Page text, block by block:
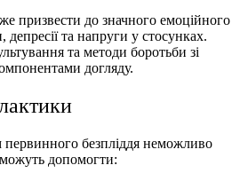
призвести до значного емоційного
депресії та напруги у стосунках.
та методи боротьби зі
догляду.
безпліддя неможливо
можуть допомогти: